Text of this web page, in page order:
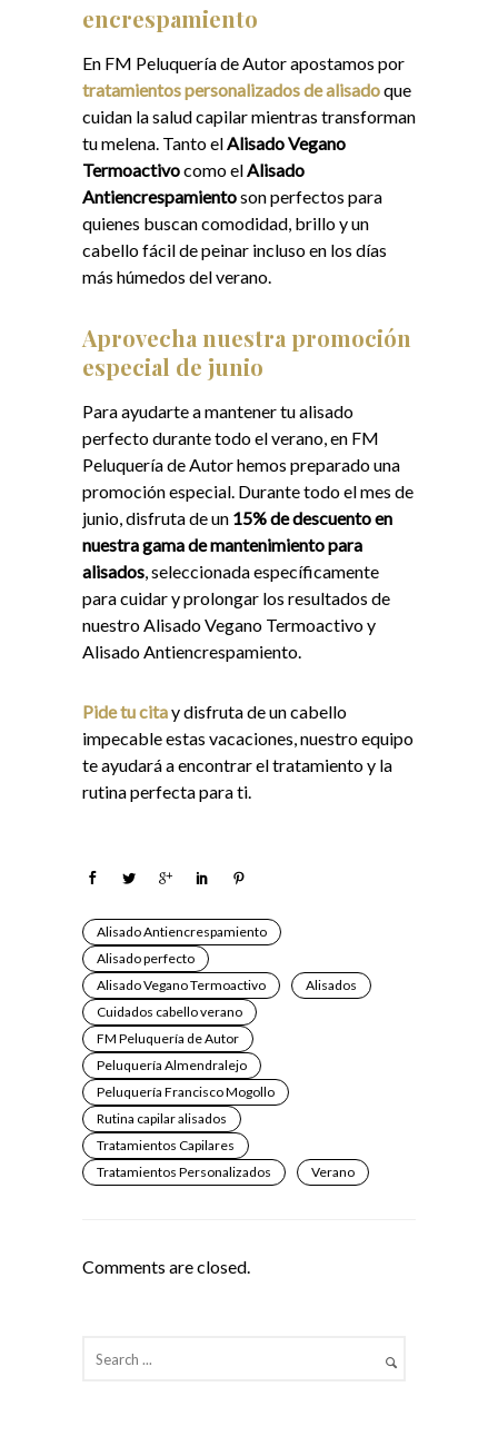
encrespamiento
En FM Peluquería de Autor apostamos por
tratamientos personalizados de alisadoque
cuidan la salud capilar mientras transforman
tu melena. Tanto elAlisado Vegano
Termoactivocomo elAlisado
Antiencrespamientoson perfectos para
quienes buscan comodidad, brillo y un
cabello fácil de peinar incluso en los días
más húmedos del verano.
Aprovecha nuestra promoción
especial de junio
Para ayudarte a mantener tu alisado
perfecto durante todo el verano, en FM
Peluquería de Autor hemos preparado una
promoción especial. Durante todo el mes de
junio, disfruta de un 15% de descuento en
nuestra gama de mantenimiento para
alisados, seleccionada específicamente
para cuidar y prolongar los resultados de
nuestro Alisado Vegano Termoactivo y
Alisado Antiencrespamiento.
Pide tu citay disfruta de un cabello
impecable estas vacaciones, nuestro equipo
te ayudará a encontrar el tratamiento y la
rutina perfecta para ti.
Alisado Antiencrespamiento
Alisado perfecto
Alisado Vegano Termoactivo
Alisados
Cuidados cabello verano
FM Peluquería de Autor
Peluquería Almendralejo
Peluquería Francisco Mogollo
Rutina capilar alisados
Tratamientos Capilares
Tratamientos Personalizados
Verano
Comments are closed.